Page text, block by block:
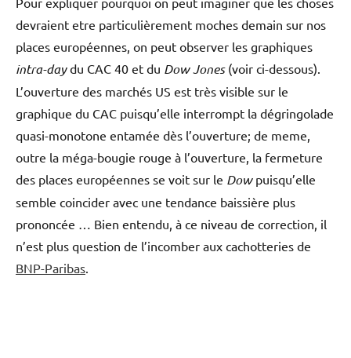
devraient etre particulièrement moches demain sur nos
places européennes, on peut observer les graphiques
intra-daydu CAC 40 et du Dow Jones(voir ci-dessous).
L’ouverture des marchés US est très visible sur le
graphique du CAC puisqu’elle interrompt la dégringolade
quasi-monotone entamée dès l’ouverture; de meme,
outre la méga-bougie rouge à l’ouverture, la fermeture
des places européennes se voit sur le Dowpuisqu’elle
semble coincider avec une tendance baissière plus
prononcée … Bien entendu, à ce niveau de correction, il
n’est plus question de l’incomber aux cachotteries de
BNP-Paribas